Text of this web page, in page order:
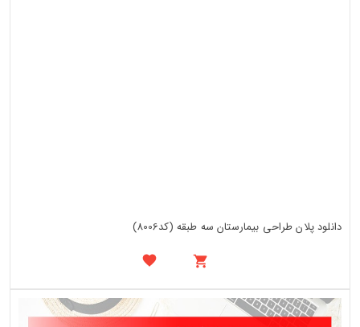
دانلود پلان طراحی بیمارستان سه طبقه (کد8006)